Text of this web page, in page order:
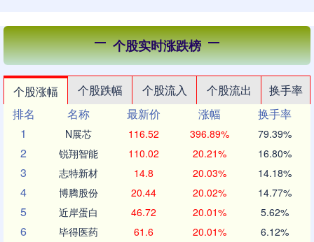
个股实时涨跌榜
个股涨幅 个股跌幅 个股流入 个股流出
换手率
排名
名称 最新价 涨幅
换手率
1
N展芯 116.52 396.89% 79.39%
2 锐翔智能 110.02 20.21% 16.80%
3 志特新材 14.8 20.03% 14.18%
4 博腾股份 20.44 20.02% 14.77%
5 近岸蛋白 46.72 20.01% 5.62%
6 毕得医药 61.6 20.01% 6.12%